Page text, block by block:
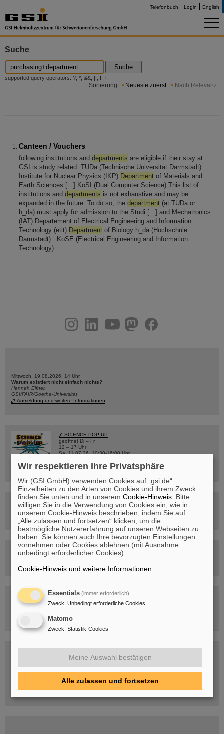
Telefonbuch Login English
Suche
Suche
supported query operators: ?, *, &&, ||, !, +, -
Sortierung: Neueste zuerst Nach Relevanz
Canteen / Vouchers
following institutions and departments are eligible if their stay at
GSI is study related: TUDa (Technische Universität Darmstadt) :
Institute for Nuclear Physics (IKP) Department of Materials and
Earth Sciences [...] KoSI (Dual Computer Science) This list of
institutions and departments is not exhaustive and may be
expanded in the future. To do so, the department (at TUDa or
h_da) must apply for admission to the Studi [...] and Mechatronics
(IAT) Departement of Electrical Engineering and Information
Technology (etit) Department of Biology h_da (Hochschule
Darmstadt) : KoSE (Electrical Engineering and Information
Technology)
youtubehelmholtz.socialfacebook
Mittwoch, 19.08.2026, 14 Uhr
Warum existiert nicht einfach nichts?
Hannah Elfner,
GSI/FAIR/Goethe-Universität
Anmeldung und weitere Informationen
SCIENCE POP-UP
geöffnet Di – Fr,
12 – 17 Uhr
Sa, 11.07.26, 10:30-16:00 Uhr
Innenstadt Darmstadt
FAIR-Trailer: Der Weg der Teilchen durch die
Beschleunigeranlage
Rundflug über die FAIR-Baustelle
Besichtigung von GSI/FAIR –
jetzt Termin buchen!
Blog Beam On
Menschen ...hinter GSI und FAIR.
Wir respektieren Ihre Privatsphäre
Wir (GSI GmbH) verwenden Cookies auf „gsi.de“.
Einzelheiten zu den Arten von Cookies und ihrem Zweck
finden Sie unten und in unseremCookie-Hinweis . Bitte
willigen Sie in die Verwendung von Cookies ein, wie in
unserem Cookie-Hinweis beschrieben, indem Sie auf
„Alle zulassen und fortsetzen“ klicken, um die
bestmögliche Nutzererfahrung auf unseren Webseiten zu
haben. Sie können auch Ihre bevorzugten Einstellungen
vornehmen oder Cookies ablehnen (mit Ausnahme
unbedingt erforderlicher Cookies).
Cookie-Hinweis und weitere Informationen
Essentials (immer erforderlich)
Zweck: Unbedingt erforderliche Cookies
Matomo
Zweck: Statistik-Cookies
Meine Auswahl bestätigen
Alle zulassen und fortsetzen